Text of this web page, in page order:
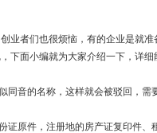
者们也很烦恼，有的企业是就准
下面小编就为大家介绍一下，详细
音的名称，这样就会被驳回，需
原件，注册地的房产证复印件、